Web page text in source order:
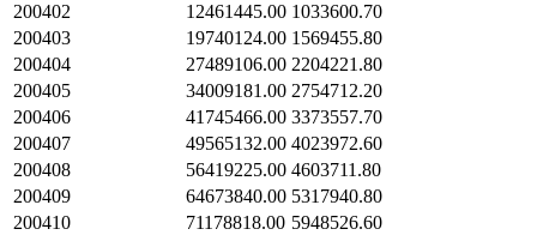
200402
12461445.00 1033600.70
200403
19740124.00 1569455.80
200404
27489106.00 2204221.80
200405
34009181.00 2754712.20
200406
41745466.00 3373557.70
200407
49565132.00 4023972.60
200408
56419225.00 4603711.80
200409
64673840.00 5317940.80
200410
71178818.00 5948526.60